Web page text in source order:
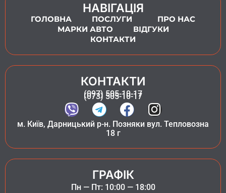
НАВІГАЦІЯ
ГОЛОВНА ПОСЛУГИ
ПРО НАС
МАРКИ АВТО
ВІДГУКИ
КОНТАКТИ
КОНТАКТИ
(097) 505-10-17
(073) 505-10-17
м. Київ, Дарницький р-н. Позняки вул. Тепловозна
18 г
ГРАФІК
Пн — Пт: 10:00 — 18:00